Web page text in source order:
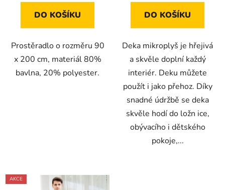
DO KOŠÍKU
Prostěradlo o rozměru 90
x 200 cm, materiál 80%
bavlna, 20% polyester.
DO KOŠÍKU
Deka mikroplyš je hřejivá
a skvěle doplní každý
interiér. Deku můžete
použít i jako přehoz. Díky
snadné údržbě se deka
skvěle hodí do ložn ice,
obývacího i dětského
pokoje,...
AKCE